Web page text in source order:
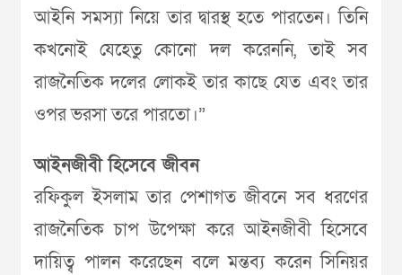
আইনি সমস্যা নিয়ে তার দ্বারস্থ হতে পারতেন। তিনি
কখনোই যেহেতু কোনো দল করেননি, তাই সব
রাজনৈতিক দলের লোকই তার কাছে যেত এবং তার
ওপর ভরসা তরে পারতো।”
আইনজীবী হিসেবে জীবন
রফিকুল ইসলাম তার পেশাগত জীবনে সব ধরণের
রাজনৈতিক চাপ উপেক্ষা করে আইনজীবী হিসেবে
দায়িত্ব পালন করেছেন বলে মন্তব্য করেন সিনিয়র